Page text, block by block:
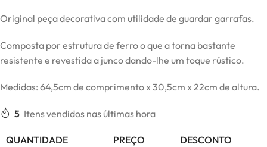
Original peça decorativa com utilidade de guardar garrafas.
Composta por estrutura de ferro o que a torna bastante
resistente e revestida a junco dando-lhe um toque rústico.
Medidas: 64,5cm de comprimento x 30,5cm x 22cm de altura.
5 Itens vendidos nas últimas hora
QUANTIDADE PREÇO DESCONTO